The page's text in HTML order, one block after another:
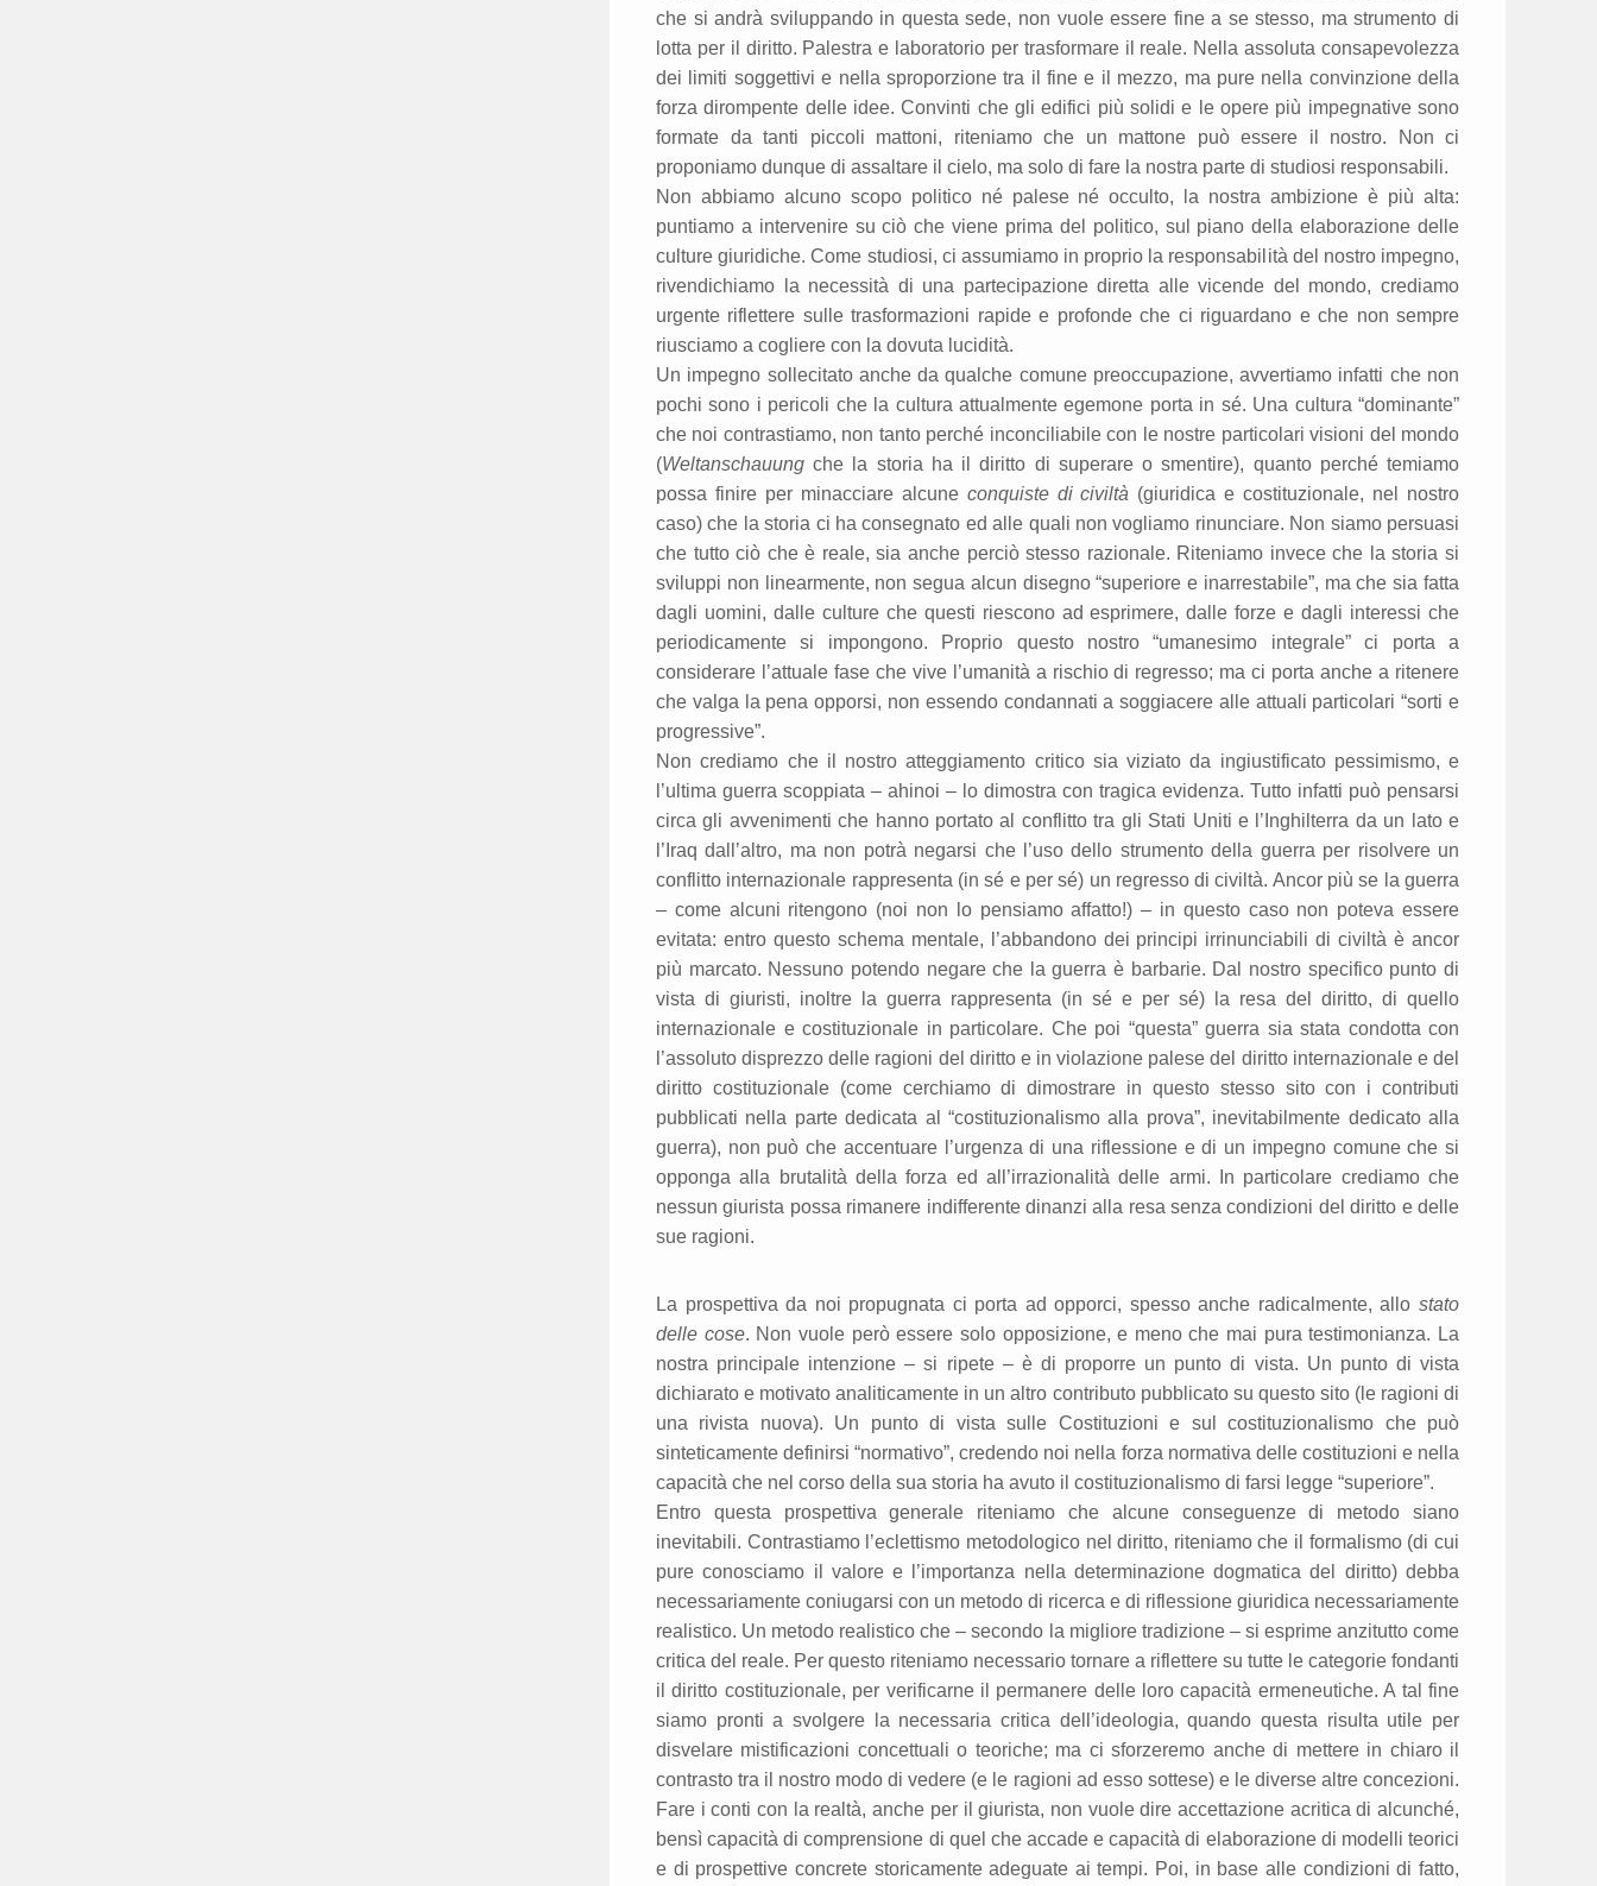
che si andrà sviluppando in questa sede, non vuole essere fine a se stesso, ma strumento di
lotta per il diritto. Palestra e laboratorio per trasformare il reale. Nella assoluta consapevolezza
dei limiti soggettivi e nella sproporzione tra il fine e il mezzo, ma pure nella convinzione della
forza dirompente delle idee. Convinti che gli edifici più solidi e le opere più impegnative sono
formate da tanti piccoli mattoni, riteniamo che un mattone può essere il nostro. Non ci
proponiamo dunque di assaltare il cielo, ma solo di fare la nostra parte di studiosi responsabili.
Non abbiamo alcuno scopo politico né palese né occulto, la nostra ambizione è più alta:
puntiamo a intervenire su ciò che viene prima del politico, sul piano della elaborazione delle
culture giuridiche. Come studiosi, ci assumiamo in proprio la responsabilità del nostro impegno,
rivendichiamo la necessità di una partecipazione diretta alle vicende del mondo, crediamo
urgente riflettere sulle trasformazioni rapide e profonde che ci riguardano e che non sempre
riusciamo a cogliere con la dovuta lucidità.
Un impegno sollecitato anche da qualche comune preoccupazione, avvertiamo infatti che non
pochi sono i pericoli che la cultura attualmente egemone porta in sé. Una cultura “dominante”
che noi contrastiamo, non tanto perché inconciliabile con le nostre particolari visioni del mondo
(Weltanschauung che la storia ha il diritto di superare o smentire), quanto perché temiamo
possa finire per minacciare alcune conquiste di civiltà (giuridica e costituzionale, nel nostro
caso) che la storia ci ha consegnato ed alle quali non vogliamo rinunciare. Non siamo persuasi
che tutto ciò che è reale, sia anche perciò stesso razionale. Riteniamo invece che la storia si
sviluppi non linearmente, non segua alcun disegno “superiore e inarrestabile”, ma che sia fatta
dagli uomini, dalle culture che questi riescono ad esprimere, dalle forze e dagli interessi che
periodicamente si impongono. Proprio questo nostro “umanesimo integrale” ci porta a
considerare l’attuale fase che vive l’umanità a rischio di regresso; ma ci porta anche a ritenere
che valga la pena opporsi, non essendo condannati a soggiacere alle attuali particolari “sorti e
progressive”.
Non crediamo che il nostro atteggiamento critico sia viziato da ingiustificato pessimismo, e
l’ultima guerra scoppiata – ahinoi – lo dimostra con tragica evidenza. Tutto infatti può pensarsi
circa gli avvenimenti che hanno portato al conflitto tra gli Stati Uniti e l’Inghilterra da un lato e
l’Iraq dall’altro, ma non potrà negarsi che l’uso dello strumento della guerra per risolvere un
conflitto internazionale rappresenta (in sé e per sé) un regresso di civiltà. Ancor più se la guerra
– come alcuni ritengono (noi non lo pensiamo affatto!) – in questo caso non poteva essere
evitata: entro questo schema mentale, l’abbandono dei principi irrinunciabili di civiltà è ancor
più marcato. Nessuno potendo negare che la guerra è barbarie. Dal nostro specifico punto di
vista di giuristi, inoltre la guerra rappresenta (in sé e per sé) la resa del diritto, di quello
internazionale e costituzionale in particolare. Che poi “questa” guerra sia stata condotta con
l’assoluto disprezzo delle ragioni del diritto e in violazione palese del diritto internazionale e del
diritto costituzionale (come cerchiamo di dimostrare in questo stesso sito con i contributi
pubblicati nella parte dedicata al “costituzionalismo alla prova”, inevitabilmente dedicato alla
guerra), non può che accentuare l’urgenza di una riflessione e di un impegno comune che si
opponga alla brutalità della forza ed all’irrazionalità delle armi. In particolare crediamo che
nessun giurista possa rimanere indifferente dinanzi alla resa senza condizioni del diritto e delle
sue ragioni.
La prospettiva da noi propugnata ci porta ad opporci, spesso anche radicalmente, allo stato
delle cose. Non vuole però essere solo opposizione, e meno che mai pura testimonianza. La
nostra principale intenzione – si ripete – è di proporre un punto di vista. Un punto di vista
dichiarato e motivato analiticamente in un altro contributo pubblicato su questo sito (le ragioni di
una rivista nuova). Un punto di vista sulle Costituzioni e sul costituzionalismo che può
sinteticamente definirsi “normativo”, credendo noi nella forza normativa delle costituzioni e nella
capacità che nel corso della sua storia ha avuto il costituzionalismo di farsi legge “superiore”.
Entro questa prospettiva generale riteniamo che alcune conseguenze di metodo siano
inevitabili. Contrastiamo l’eclettismo metodologico nel diritto, riteniamo che il formalismo (di cui
pure conosciamo il valore e l’importanza nella determinazione dogmatica del diritto) debba
necessariamente coniugarsi con un metodo di ricerca e di riflessione giuridica necessariamente
realistico. Un metodo realistico che – secondo la migliore tradizione – si esprime anzitutto come
critica del reale. Per questo riteniamo necessario tornare a riflettere su tutte le categorie fondanti
il diritto costituzionale, per verificarne il permanere delle loro capacità ermeneutiche. A tal fine
siamo pronti a svolgere la necessaria critica dell’ideologia, quando questa risulta utile per
disvelare mistificazioni concettuali o teoriche; ma ci sforzeremo anche di mettere in chiaro il
contrasto tra il nostro modo di vedere (e le ragioni ad esso sottese) e le diverse altre concezioni.
Fare i conti con la realtà, anche per il giurista, non vuole dire accettazione acritica di alcunché,
bensì capacità di comprensione di quel che accade e capacità di elaborazione di modelli teorici
e di prospettive concrete storicamente adeguate ai tempi. Poi, in base alle condizioni di fatto,